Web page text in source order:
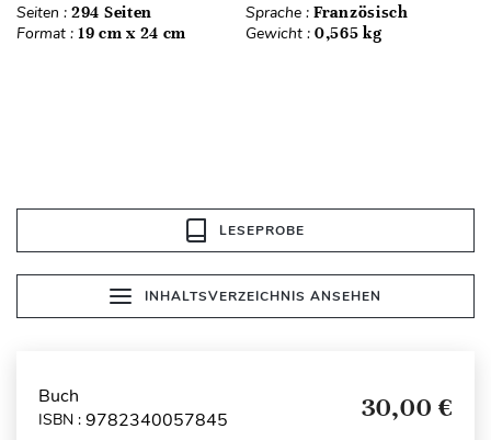
Seiten : 294 Seiten Sprache : Französisch
Format : 19 cm x 24 cm Gewicht : 0,565 kg
LESEPROBE
INHALTSVERZEICHNIS ANSEHEN
Buch
ISBN : 9782340057845 30,00 €